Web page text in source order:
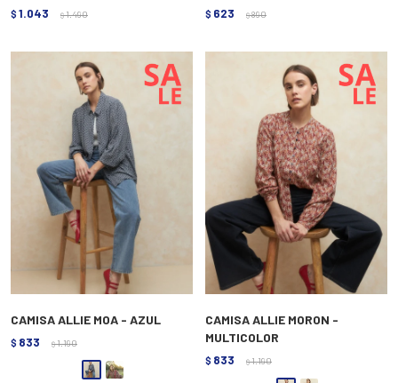
$ 1.043 $ 1.490 $ 623 $ 890
CAMISA ALLIE MOA - AZUL
$ 833 $ 1.190
CAMISA ALLIE MORON -
MULTICOLOR
$ 833 $ 1.190